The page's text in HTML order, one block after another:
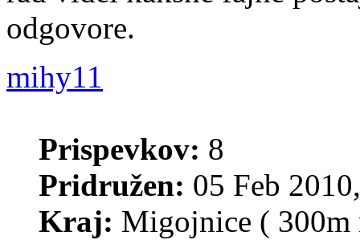
odgovore.
mihy11
Prispevkov: 8
Pridružen: 05 Feb
Kraj: Migojnice ( 300m